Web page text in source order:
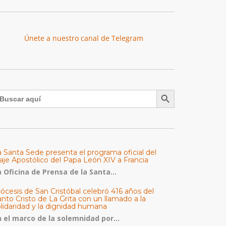
Únete a nuestro canal de Telegram
Botón de búsqueda
Santa Sede presenta el programa oficial del
Apostólico del Papa León XIV a Francia
Oficina de Prensa de la Santa...
de San Cristóbal celebró 416 años del
Cristo de La Grita con un llamado a la
y la dignidad humana
el marco de la solemnidad por...